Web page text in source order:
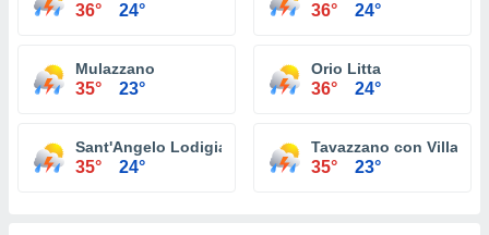
36° 24° 36° 24°
Mulazzano
35° 23°
Orio Litta
36° 24°
Sant'Angelo Lodigiano
35° 24°
Tavazzano con
35° 23°